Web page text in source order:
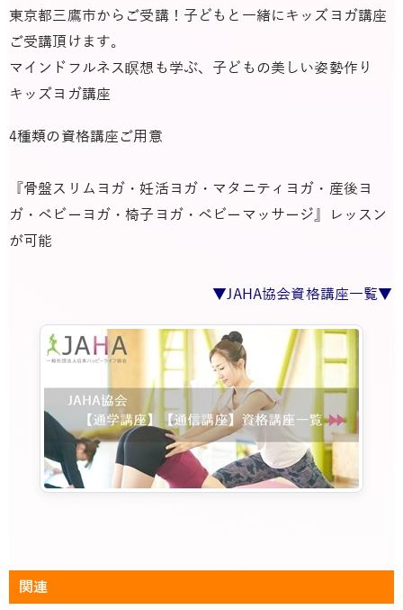
東京都三鷹市からご受講！子どもと一緒にキッズヨガ講座
ご受講頂けます。
マインドフルネス瞑想も学ぶ、子どもの美しい姿勢作り
キッズヨガ講座
4種類の資格講座ご用意
『骨盤スリムヨガ・妊活ヨガ・マタニティヨガ・産後ヨ
ガ・ベビーヨガ・椅子ヨガ・ベビーマッサージ』レッスン
が可能
▼JAHA協会資格講座一覧▼
関連